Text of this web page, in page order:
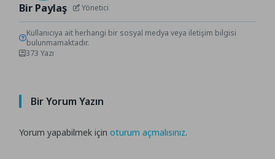
Bir Paylaş Yönetici
Kullanıcıya ait herhangi bir sosyal medya veya iletişim bilgisi
bulunmamaktadır.
373 Yazı
Bir Yorum Yazın
Yorum yapabilmek içinoturum açmalısınız.